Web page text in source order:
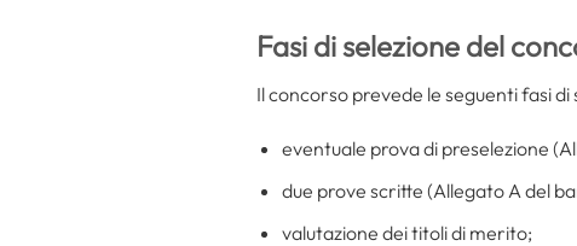
Fasi di selezione del
Il concorso prevede le seguenti fasi di
eventuale prova di preselezione
due prove scritte (Allegato A del
valutazione dei titoli di merito;